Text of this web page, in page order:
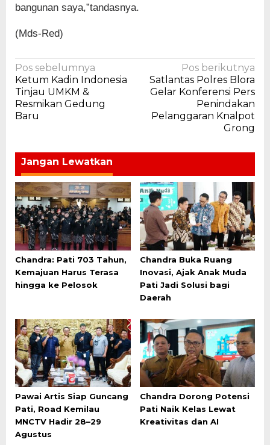
bangunan saya,”tandasnya.
(Mds-Red)
Navigasi
pos
Pos sebelumnya
Ketum Kadin Indonesia
Tinjau UMKM &
Resmikan Gedung
Baru
Pos berikutnya
Satlantas Polres Blora
Gelar Konferensi Pers
Penindakan
Pelanggaran Knalpot
Grong
Jangan Lewatkan
Chandra: Pati 703 Tahun,
Kemajuan Harus Terasa
hingga ke Pelosok
Chandra Buka Ruang
Inovasi, Ajak Anak Muda
Pati Jadi Solusi bagi
Daerah
Pawai Artis Siap Guncang
Pati, Road Kemilau
MNCTV Hadir 28–29
Agustus
Chandra Dorong Potensi
Pati Naik Kelas Lewat
Kreativitas dan AI